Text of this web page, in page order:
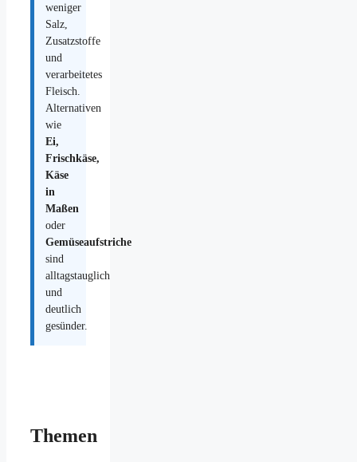
weniger
Salz,
Zusatzstoffe
und
verarbeitetes
Fleisch.
Alternativen
wie
Ei,
Frischkäse,
Käse
in
Maßen
oder
Gemüseaufstriche
sind
alltagstauglich
und
deutlich
gesünder.
Themen